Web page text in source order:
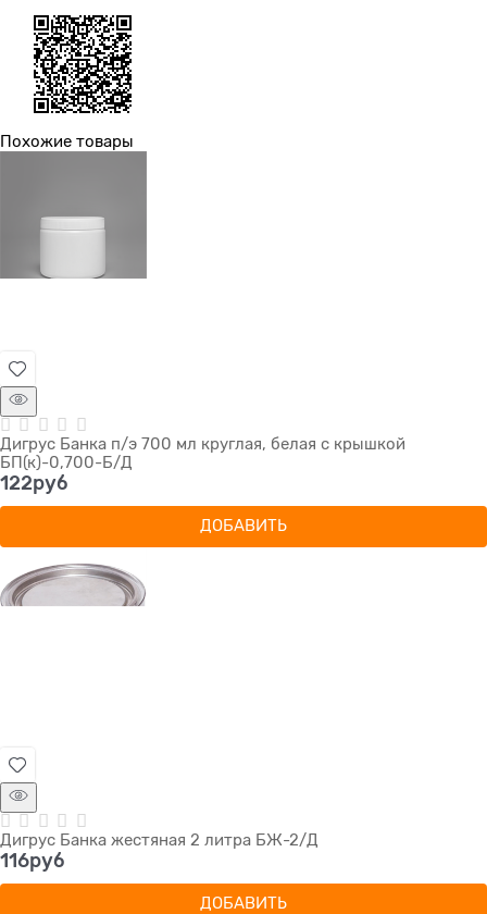
Похожие товары
Дигрус Банка п/э 700 мл круглая, белая с крышкой
БП(к)-0,700-Б/Д
122руб
ДОБАВИТЬ
Дигрус Банка жестяная 2 литра БЖ-2/Д
116руб
ДОБАВИТЬ